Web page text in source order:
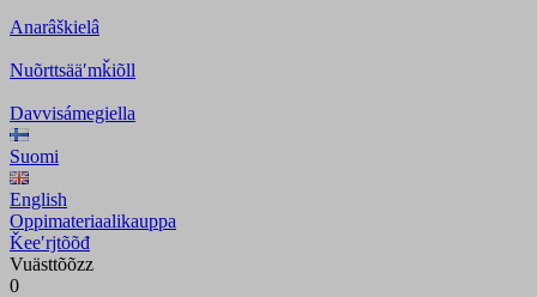
Anarâškielâ
Nuõrttsääʹmǩiõll
Davvisámegiella
Suomi
English
Oppimateriaalikauppa
Ǩeeʹrjtõõđ
Vuästtõõzz
0